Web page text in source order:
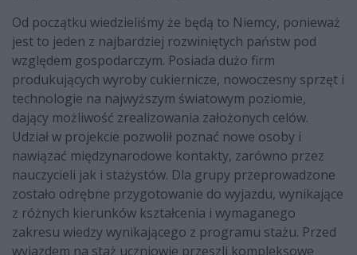
Od początku wiedzieliśmy że będą to Niemcy, ponieważ
jest to jeden z najbardziej rozwiniętych państw pod
względem gospodarczym. Posiada dużo firm
produkujących wyroby cukiernicze, nowoczesny sprzęt i
technologie na najwyższym światowym poziomie,
dający możliwość zrealizowania założonych celów.
Udział w projekcie pozwolił poznać nowe osoby i
nawiązać międzynarodowe kontakty, zarówno przez
nauczycieli jak i stażystów. Dla grupy przeprowadzone
zostało odrębne przygotowanie do wyjazdu, wynikające
z różnych kierunków kształcenia i wymaganego
zakresu wiedzy wynikającego z programu stażu. Przed
wyjazdem na staż uczniowie przeszli kompleksowe